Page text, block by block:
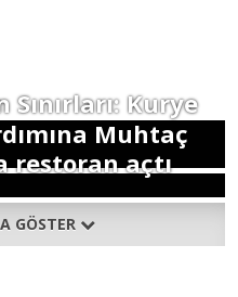
Kurye
Muhtaç
restoran açtı
GÖSTER